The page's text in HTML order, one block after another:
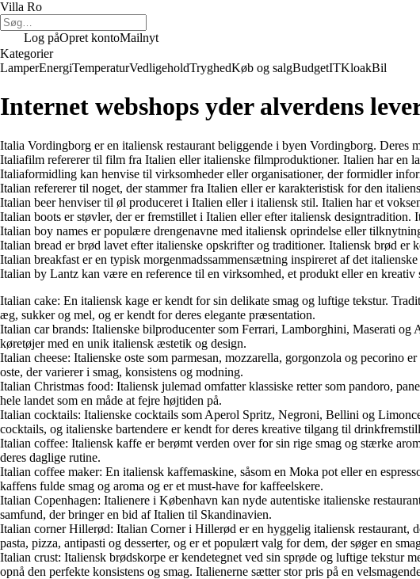
Villa Ro
Log påOpret kontoMailnyt
Kategorier
LamperEnergiTemperaturVedligeholdTryghedKøb og salgBudgetITKloakBil
Internet webshops yder alverdens
Italia Vordingborg er en italiensk restaurant beliggende i byen Vordingborg. Deres
Italiafilm refererer til film fra Italien eller italienske filmproduktioner. Italien har
Italiaformidling kan henvise til virksomheder eller organisationer, der formidler
Italian refererer til noget, der stammer fra Italien eller er karakteristisk for den
Italian beer henviser til øl produceret i Italien eller i italiensk stil. Italien har et
Italian boots er støvler, der er fremstillet i Italien eller efter italiensk
Italian boy names er populære drengenavne med italiensk oprindelse eller
Italian bread er brød lavet efter italienske opskrifter og traditioner. Italiensk brød er
Italian breakfast er en typisk morgenmadssammensætning inspireret af det
Italian by Lantz kan være en reference til en virksomhed, et produkt eller en
Italian cake: En italiensk kage er kendt for sin delikate smag og luftige tekstur.
æg, sukker og mel, og er kendt for deres elegante præsentation.
Italian car brands: Italienske bilproducenter som Ferrari, Lamborghini, Maserati
køretøjer med en unik italiensk æstetik og design.
Italian cheese: Italienske oste som parmesan, mozzarella, gorgonzola og
oste, der varierer i smag, konsistens og modning.
Italian Christmas food: Italiensk julemad omfatter klassiske retter som pandoro,
hele landet som en måde at fejre højtiden på.
Italian cocktails: Italienske cocktails som Aperol Spritz, Negroni, Bellini og
cocktails, og italienske bartendere er kendt for deres kreative tilgang til
Italian coffee: Italiensk kaffe er berømt verden over for sin rige smag og stærke
deres daglige rutine.
Italian coffee maker: En italiensk kaffemaskine, såsom en Moka pot eller en
kaffens fulde smag og aroma og er et must-have for kaffeelskere.
Italian Copenhagen: Italienere i København kan nyde autentiske italienske
samfund, der bringer en bid af Italien til Skandinavien.
Italian corner Hillerød: Italian Corner i Hillerød er en hyggelig italiensk restaurant,
pasta, pizza, antipasti og desserter, og er et populært valg for dem, der søger en
Italian crust: Italiensk brødskorpe er kendetegnet ved sin sprøde og luftige
opnå den perfekte konsistens og smag. Italienerne sætter stor pris på en